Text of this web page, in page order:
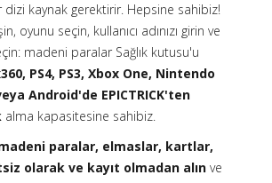
kaynak gerektirir. Hepsine sahibiz!
oyunu seçin, kullanıcı adınızı girin ve
madeni paralar Sağlık kutusu'u
PS4, PS3, Xbox One, Nintendo
Android'de EPICTRICK'ten
alma kapasitesine sahibiz.
paralar, elmaslar, kartlar,
olarak ve kayıt olmadan alın ve